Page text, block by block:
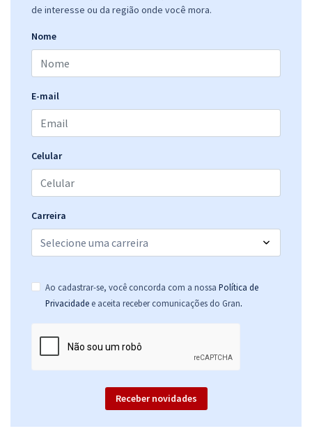
de interesse ou da região onde você mora.
Nome
E-mail
Celular
Carreira
Ao cadastrar-se, você concorda com a nossa Política de
Privacidade e aceita receber comunicações do Gran.
Receber novidades